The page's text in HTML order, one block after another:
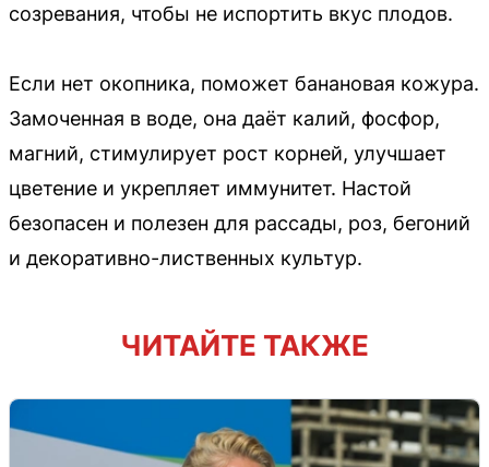
созревания, чтобы не испортить вкус плодов.
Если нет окопника, поможет банановая кожура.
Замоченная в воде, она даёт калий, фосфор,
магний, стимулирует рост корней, улучшает
цветение и укрепляет иммунитет. Настой
безопасен и полезен для рассады, роз, бегоний
и декоративно-лиственных культур.
ЧИТАЙТЕ ТАКЖЕ